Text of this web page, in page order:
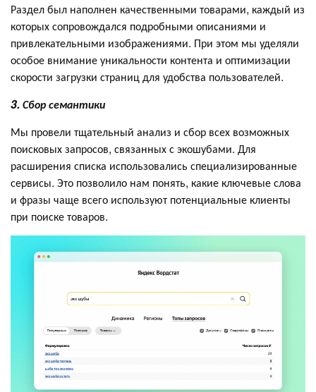
Раздел был наполнен качественными товарами, каждый из
которых сопровождался подробными описаниями и
привлекательными изображениями. При этом мы уделяли
особое внимание уникальности контента и оптимизации
скорости загрузки страниц для удобства пользователей.
3. Сбор семантики
Мы провели тщательный анализ и сбор всех возможных
поисковых запросов, связанных с экошубами. Для
расширения списка использовались специализированные
сервисы. Это позволило нам понять, какие ключевые слова
и фразы чаще всего используют потенциальные клиенты
при поиске товаров.